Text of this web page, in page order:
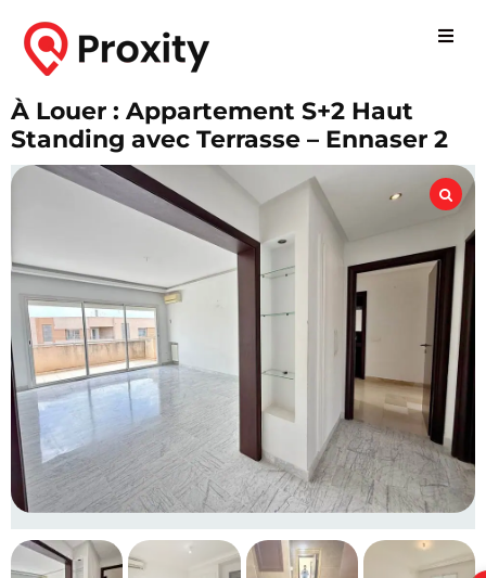
À Louer : Appartement S+2 Haut
Standing avec Terrasse – Ennaser 2